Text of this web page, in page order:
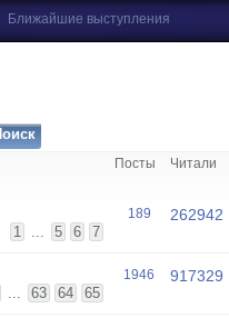
Ближайшие выступления
Посты Читали
1 ... 5 6 7
189 262942
... 63 64 65
1946 917329